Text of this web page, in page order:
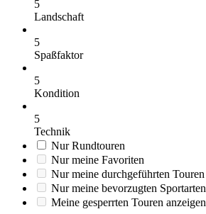
5
Landschaft
5
Spaßfaktor
5
Kondition
5
Technik
Nur Rundtouren
Nur meine Favoriten
Nur meine durchgeführten Touren
Nur meine bevorzugten Sportarten
Meine gesperrten Touren anzeigen